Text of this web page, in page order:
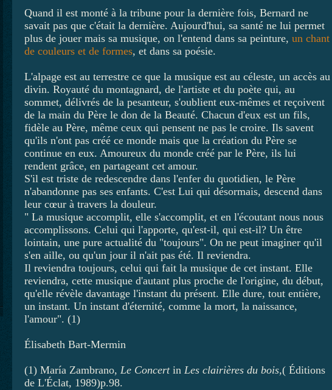
Quand il est monté à la tribune pour la dernière fois, Bernard ne
savait pas que c'était la dernière. Aujourd'hui, sa santé ne lui permet
plus de jouer mais sa musique, on l'entend dans sa peinture, un chant
de couleurs et de formes, et dans sa poésie.
L'alpage est au terrestre ce que la musique est au céleste, un accès au
divin. Royauté du montagnard, de l'artiste et du poète qui, au
sommet, délivrés de la pesanteur, s'oublient eux-mêmes et reçoivent
de la main du Père le don de la Beauté. Chacun d'eux est un fils,
fidèle au Père, même ceux qui pensent ne pas le croire. Ils savent
qu'ils n'ont pas créé ce monde mais que la création du Père se
continue en eux. Amoureux du monde créé par le Père, ils lui
rendent grâce, en partageant cet amour.
S'il est triste de redescendre dans l'enfer du quotidien, le Père
n'abandonne pas ses enfants. C'est Lui qui désormais, descend dans
leur cœur à travers la douleur.
" La musique accomplit, elle s'accomplit, et en l'écoutant nous nous
accomplissons. Celui qui l'apporte, qu'est-il, qui est-il? Un être
lointain, une pure actualité du "toujours". On ne peut imaginer qu'il
s'en aille, ou qu'un jour il n'ait pas été. Il reviendra.
Il reviendra toujours, celui qui fait la musique de cet instant. Elle
reviendra, cette musique d'autant plus proche de l'origine, du début,
qu'elle révèle davantage l'instant du présent. Elle dure, tout entière,
un instant. Un instant d'éternité, comme la mort, la naissance,
l'amour". (1)
Élisabeth Bart-Mermin
(1) María Zambrano, Le Concert in Les clairières du bois,( Éditions
de L'Éclat, 1989)p.98.